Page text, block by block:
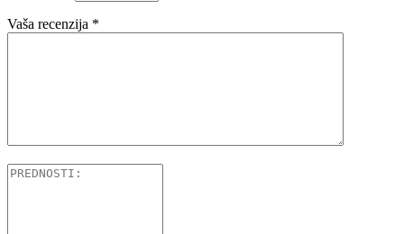
Vaša recenzija *